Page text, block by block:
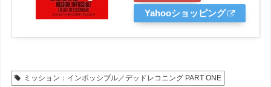
Yahooショッピング
ミッション：インポッシブル／デッドレコニング PART ONE